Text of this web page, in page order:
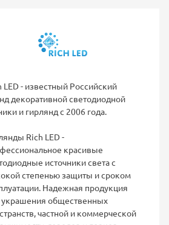
LED - известный Российский
декоративной светодиодной
и гирлянд с 2006 года.
Rich LED -
красивые
источники света с
степенью защиты и сроком
Надежная продукция
украшения общественных
частной и коммерческой